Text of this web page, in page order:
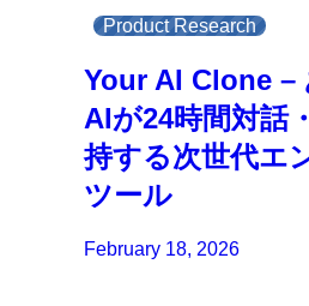
Product Research
Your AI Clone –
AIが24時間対話
持する次世代エ
ツール
February 18, 2026